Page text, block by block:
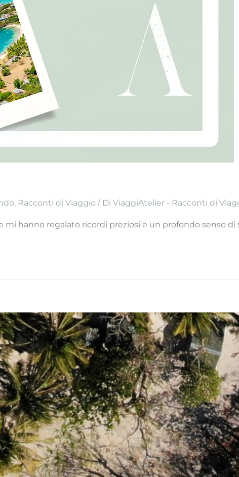
, Racconti di Viaggio / Di ViaggiAtelier - Racconti di
hanno regalato ricordi preziosi e un profondo senso di